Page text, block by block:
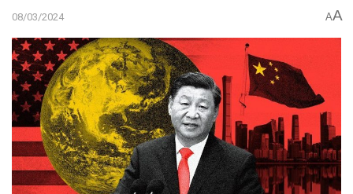
08/03/2024 AA